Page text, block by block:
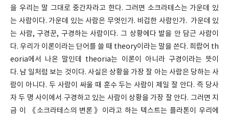
을 우리는 말 그대로 중간자라고 한다. 그러면 소크라테스는 가운데 있
는 사람이다. 가운데 있는 사람은 무엇인가. 비겁한 사람인가. 가운데 있
는 사람, 구경꾼, 구경하는 사람이다. 그 상황에다 발을 안 담근 사람이
다. 우리가 이론이라는 단어를 쓸 때 theory이라는 말을 쓴다. 희랍어 th
eoria에서 나온 말인데 theoria는 이론이 아니라 구경이라는 뜻이
다. 남 일처럼 보는 것이다. 사실은 상황을 가장 잘 아는 사람은 당하는 사
람이 아니다. 두 사람이 싸울 때 훈수 두는 사람이 제일 잘 안다. 즉 당사
자 두 명 사이에서 구경하고 있는 사람이 상황을 가장 잘 안다. 그러면 지
금 이 《소크라테스의 변론》이라고 하는 텍스트는 플라톤이 우리에